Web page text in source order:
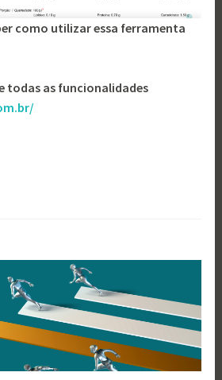
como utilizar essa ferramenta
todas as funcionalidades